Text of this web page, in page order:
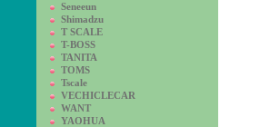
Seneeun
Shimadzu
T SCALE
T-BOSS
TANITA
TOMS
Tscale
VECHICLECAR
WANT
YAOHUA